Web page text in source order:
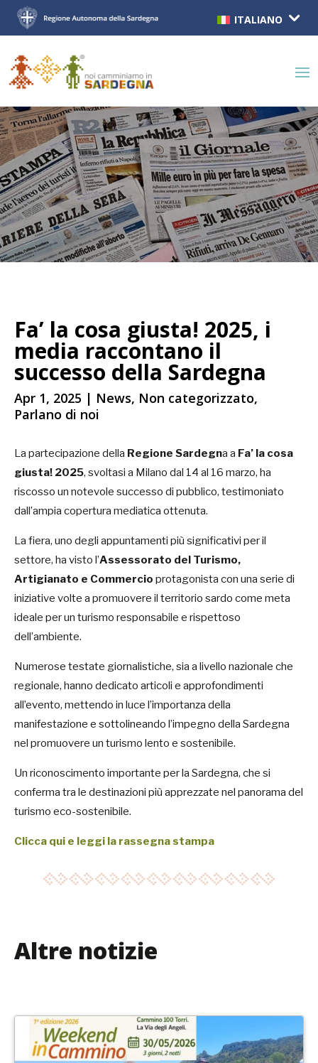
ITALIANO
Fa’ la cosa giusta! 2025, i
media raccontano il
successo della Sardegna
Apr 1, 2025 | News, Non categorizzato,
Parlano di noi
La partecipazione della Regione Sardegna a Fa’ la cosa
giusta! 2025, svoltasi a Milano dal 14 al 16 marzo, ha
riscosso un notevole successo di pubblico, testimoniato
dall’ampia copertura mediatica ottenuta.
La fiera, uno degli appuntamenti più significativi per il
settore, ha visto l’Assessorato del Turismo,
Artigianato e Commercio protagonista con una serie di
iniziative volte a promuovere il territorio sardo come meta
ideale per un turismo responsabile e rispettoso
dell’ambiente.
Numerose testate giornalistiche, sia a livello nazionale che
regionale, hanno dedicato articoli e approfondimenti
all’evento, mettendo in luce l’importanza della
manifestazione e sottolineando l’impegno della Sardegna
nel promuovere un turismo lento e sostenibile.
Un riconoscimento importante per la Sardegna, che si
conferma tra le destinazioni più apprezzate nel panorama del
turismo eco-sostenibile.
Clicca qui e leggi la rassegna stampa
Altre notizie